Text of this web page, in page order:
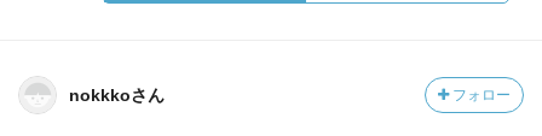
nokkkoさん フォロー